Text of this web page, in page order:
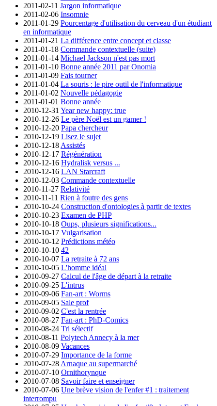
2011-02-11 Jargon informatique
2011-02-06 Insomnie
2011-01-29 Pourcentage d'utilisation du cerveau d'un étudiant
en informatique
2011-01-21 La différence entre concept et classe
2011-01-18 Commande contextuelle (suite)
2011-01-14 Michael Jackson n'est pas mort
2011-01-10 Bonne année 2011 par Onomia
2011-01-09 Fais tourner
2011-01-04 La souris : le pire outil de l'informatique
2011-01-02 Nouvelle pédagogie
2011-01-01 Bonne année
2010-12-31 Year new happy: true
2010-12-26 Le père Noël est un gamer !
2010-12-20 Papa chercheur
2010-12-19 Lisez le sujet
2010-12-18 Assistés
2010-12-17 Régénération
2010-12-16 Hydralisk versus ...
2010-12-16 LAN Starcraft
2010-12-03 Commande contextuelle
2010-11-27 Relativité
2010-11-11 Rien à foutre des gens
2010-10-24 Construction d'ontologies à partir de textes
2010-10-23 Examen de PHP
2010-10-18 Oups, plusieurs significations...
2010-10-17 Vulgarisation
2010-10-12 Prédictions météo
2010-10-10 42
2010-10-07 La retraite à 72 ans
2010-10-05 L'homme idéal
2010-09-27 Calcul de l'âge de départ à la retraite
2010-09-25 L'intrus
2010-09-06 Fan-art : Worms
2010-09-05 Sale prof
2010-09-02 C'est la rentrée
2010-08-27 Fan-art : PhD-Comics
2010-08-24 Tri sélectif
2010-08-11 Polytech Annecy à la mer
2010-08-09 Vacances
2010-07-29 Importance de la forme
2010-07-28 Arnaque au supermarché
2010-07-10 Ornithorynque
2010-07-08 Savoir faire et enseigner
2010-07-06 Une brève vision de l'enfer #1 : traitement
interrompu